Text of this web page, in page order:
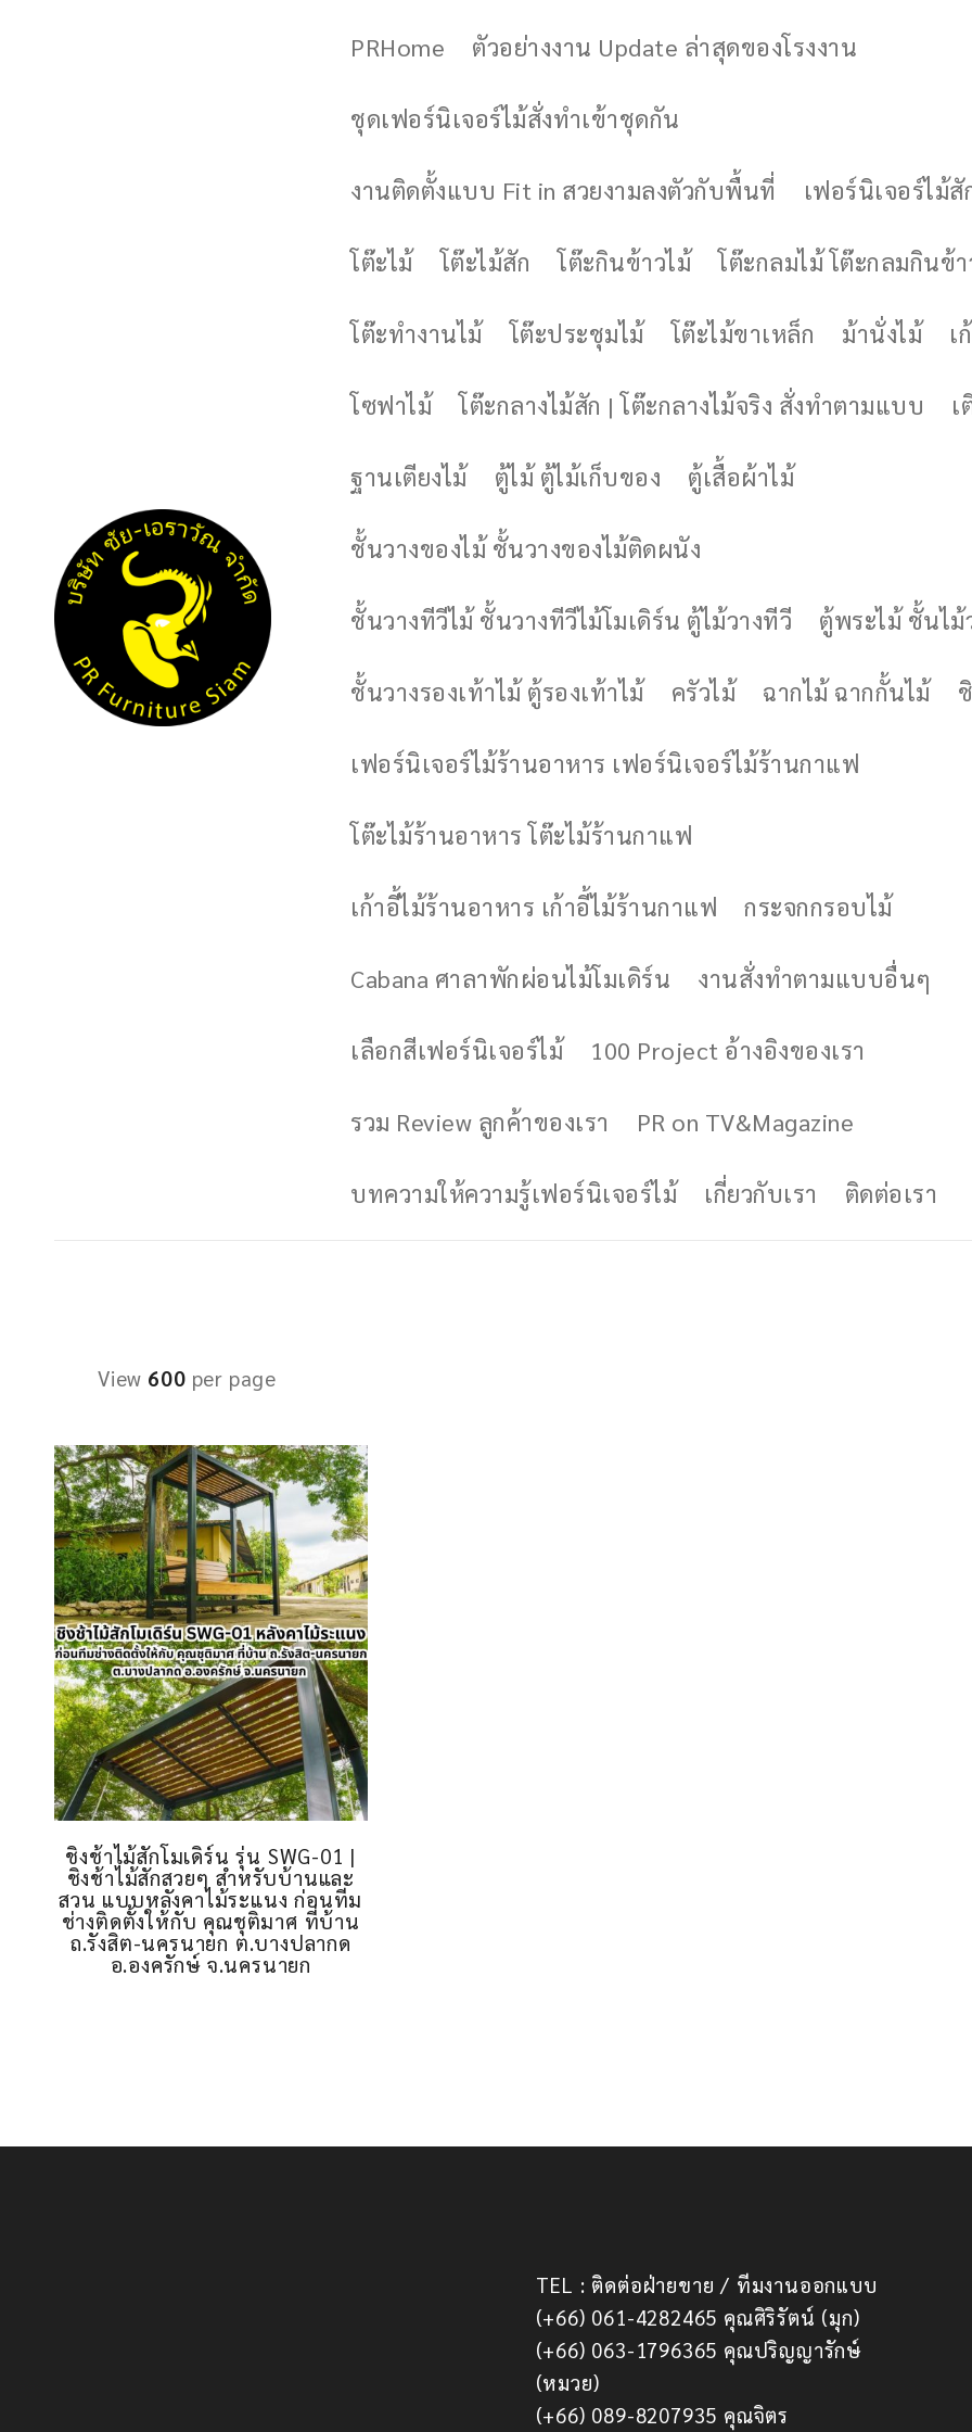
PRHome ตัวอย่างงาน Update ล่าสุดของโรงงาน
ชุดเฟอร์นิเจอร์ไม้สั่งทำเข้าชุดกัน
งานติดตั้งแบบ Fit in สวยงามลงตัวกับพื้นที่ เฟอร์นิเจอร์ไม้สั
โต๊ะไม้ โต๊ะไม้สัก โต๊ะกินข้าวไม้ โต๊ะกลมไม้ โต๊ะกลมกินข้า
โต๊ะทำงานไม้ โต๊ะประชุมไม้ โต๊ะไม้ขาเหล็ก ม้านั่งไม้ เ
โซฟาไม้ โต๊ะกลางไม้สัก | โต๊ะกลางไม้จริง สั่งทำตามแบบ เ
ฐานเตียงไม้ ตู้ไม้ ตู้ไม้เก็บของ ตู้เสื้อผ้าไม้
ชั้นวางของไม้ ชั้นวางของไม้ติดผนัง
ชั้นวางทีวีไม้ ชั้นวางทีวีไม้โมเดิร์น ตู้ไม้วางทีวี ตู้พระไม้ ชั้นไม้
ชั้นวางรองเท้าไม้ ตู้รองเท้าไม้ ครัวไม้ ฉากไม้ ฉากกั้นไม้
เฟอร์นิเจอร์ไม้ร้านอาหาร เฟอร์นิเจอร์ไม้ร้านกาแฟ
โต๊ะไม้ร้านอาหาร โต๊ะไม้ร้านกาแฟ
เก้าอี้ไม้ร้านอาหาร เก้าอี้ไม้ร้านกาแฟ กระจกกรอบไม้
Cabana ศาลาพักผ่อนไม้โมเดิร์น งานสั่งทำตามแบบอื่นๆ
เลือกสีเฟอร์นิเจอร์ไม้ 100 Project อ้างอิงของเรา
รวม Review ลูกค้าของเรา PR on TV&Magazine
บทความให้ความรู้เฟอร์นิเจอร์ไม้ เกี่ยวกับเรา ติดต่อเรา
View 600 per page
ชิงช้าไม้สักโมเดิร์น รุ่น SWG-01 |
ชิงช้าไม้สักสวยๆ สำหรับบ้านและ
สวน แบบหลังคาไม้ระแนง ก่อนทีม
ช่างติดตั้งให้กับ คุณชุติมาศ ที่บ้าน
ถ.รังสิต-นครนายก ต.บางปลากด
อ.องครักษ์ จ.นครนายก
TEL : ติดต่อฝ่ายขาย / ทีมงานออกแบบ
(+66) 061-4282465 คุณศิริรัตน์ (มุก)
(+66) 063-1796365 คุณปริญญารักษ์
(หมวย)
(+66) 089-8207935 คุณจิตร